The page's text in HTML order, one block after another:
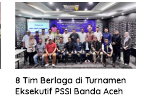
8 Tim Berlaga di Turnamen
Eksekutif PSSI Banda Aceh